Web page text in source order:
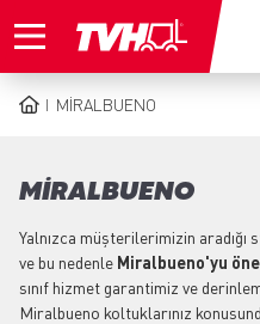
to
MIRALBUENO
MIRALBUENO
Yalnızca müşterilerimizin
ve bu nedenle Miralbueno'yu
sınıf hizmet garantimiz ve
Miralbueno koltuklarınız